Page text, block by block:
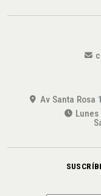
Av Santa Rosa